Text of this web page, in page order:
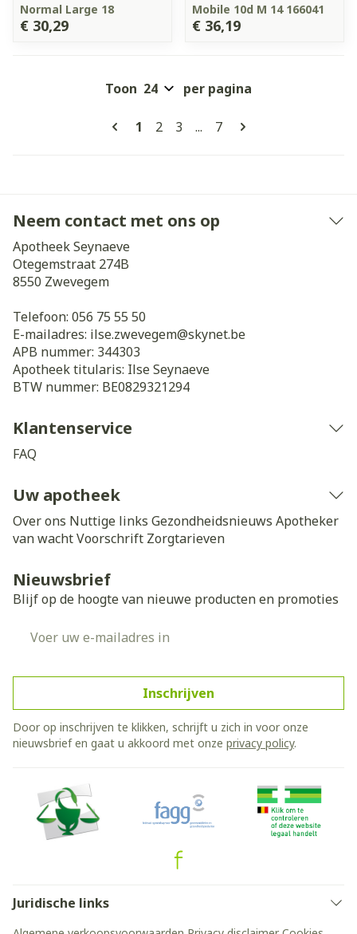
Normal Large 18
€ 30,29
Mobile 10d M 14 166041
€ 36,19
Pagina's
U lees momenteel pagina
1 Pagina
2 Pagina
3 ... Pagina
7
Toon per pagina
Neem contact met ons op
Apotheek Seynaeve
Otegemstraat 274B
8550 Zwevegem
Telefoon: 056 75 55 50
E-mailadres: ilse.zwevegem@skynet.be
APB nummer: 344303
Apotheek titularis: Ilse Seynaeve
BTW nummer: BE0829321294
Klantenservice
FAQ
Uw apotheek
Over ons Nuttige links Gezondheidsnieuws Apotheker
van wachtVoorschrift Zorgtarieven
Nieuwsbrief
Blijf op de hoogte van nieuwe producten en promoties
Inschrijven
Door op inschrijven te klikken, schrijft u zich in voor onze
nieuwsbrief en gaat u akkoord met onze privacy policy.
Juridische links